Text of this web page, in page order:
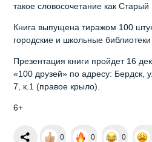
такое словосочетание как Старый
Книга выпущена тиражом 100
городские и школьные библиотеки
Презентация книги пройдет 16
«100 друзей» по адресу: Бердск,
7, к.1 (правое крыло).
6+
0 0 0